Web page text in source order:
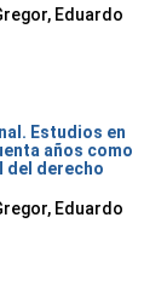
Eduardo
Estudios en
años como
del derecho
Eduardo